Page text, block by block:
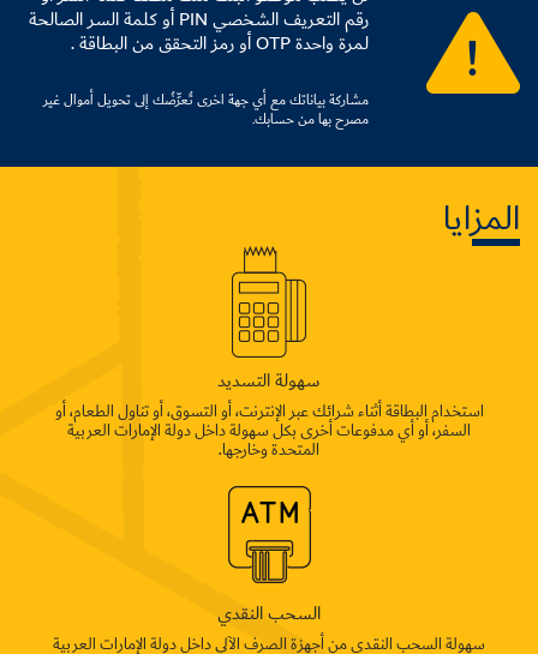
رقم التعريف الشخصي PIN أو كلمة السر الصالحة
لمرة واحدة OTP أو رمز التحقق من البطاقة .
مشاركة بياناتك مع أي جهة اخرى تُعرِّضُك إلى تحويل أموال غير
مصرح بها من حسابك.
المزايا
سهولة التسديد
استخدام البطاقة أثناء شرائك عبر الإنترنت، أو التسوق، أو تناول الطعام، أو
السفر، أو أي مدفوعات أخرى بكل سهولة داخل دولة الإمارات العربية
المتحدة وخارجها.
السحب النقدي
سهولة السحب النقدي من أجهزة الصرف الآلي داخل دولة الإمارات العربية